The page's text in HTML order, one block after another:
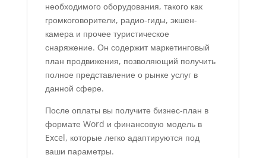
необходимого оборудования, такого как
громкоговорители, радио-гиды, экшен-
камера и прочее туристическое
снаряжение. Он содержит маркетинговый
план продвижения, позволяющий получить
полное представление о рынке услуг в
данной сфере.
После оплаты вы получите бизнес-план в
формате Word и финансовую модель в
Excel, которые легко адаптируются под
ваши параметры.